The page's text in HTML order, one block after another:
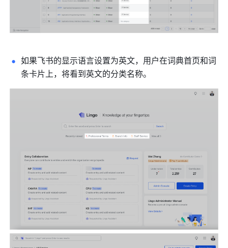
如果飞书的显示语言设置为英文，用户在词典首页和词
条卡片上，将看到英文的分类名称。